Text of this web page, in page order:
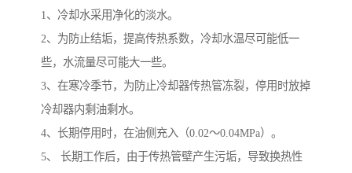
1、冷却水采用净化的淡水。
2、为防止结垢，提高传热系数，冷却水温尽可能低一
些，水流量尽可能大一些。
3、在寒冷季节，为防止冷却器传热管冻裂，停用时放掉
冷却器内剩油剩水。
4、长期停用时，在油侧充入（0.02～0.04MPa）。
5、 长期工作后，由于传热管壁产生污垢，导致换热性